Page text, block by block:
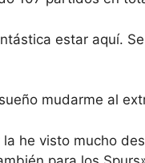
estar aquí.
mudarme al
he visto mucho